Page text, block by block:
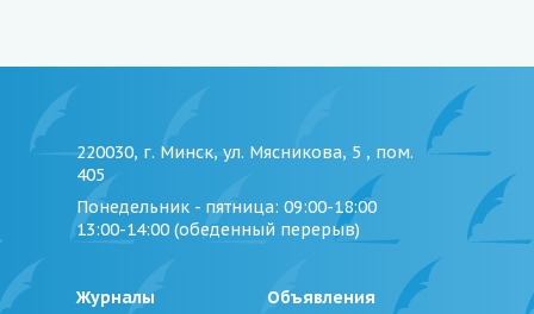
220030, г. Минск, ул. Мясникова, 5 , пом.
405
Понедельник - пятница: 09:00-18:00
13:00-14:00 (обеденный перерыв)
Журналы
Объявления